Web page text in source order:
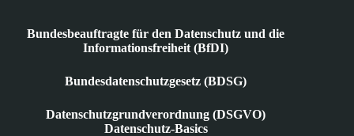
Bundesbeauftragte für den Datenschutz und die
Informationsfreiheit (BfDI)
Bundesdatenschutzgesetz (BDSG)
Datenschutzgrundverordnung (DSGVO)
Datenschutz-Basics